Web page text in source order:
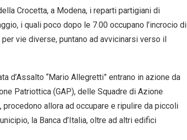
Crocetta, a Modena, i reparti partigiani di
i quali poco dopo le 7.00 occupano l’incrocio di
vie diverse, puntano ad avvicinarsi verso il
d’Assalto “Mario Allegretti” entrano in azione da
Patriottica (GAP), delle Squadre di Azione
allora ad occupare e ripulire da piccoli
la Banca d’Italia, oltre ad altri edifici